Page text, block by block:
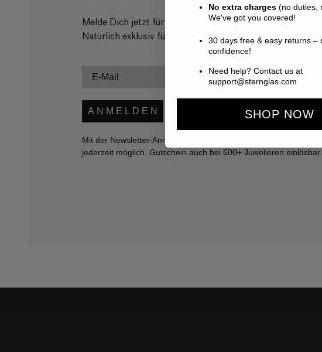
Melde Dich jetzt für den Newsletter an und verpasse nie
Natürlich exklusiv für unsere Newsletter Community!
A N M E L D E N
Mit der Newsletter-Anmeldung bestätigst Du, die
jederzeit möglich. Gutschein auch bei 500+ Juwelieren einlösbar.
No extra charges (no duties,
We've got you covered!
30 days free & easy returns –
confidence!
Need help? Contact us at
support@sternglas.com
SHOP NOW